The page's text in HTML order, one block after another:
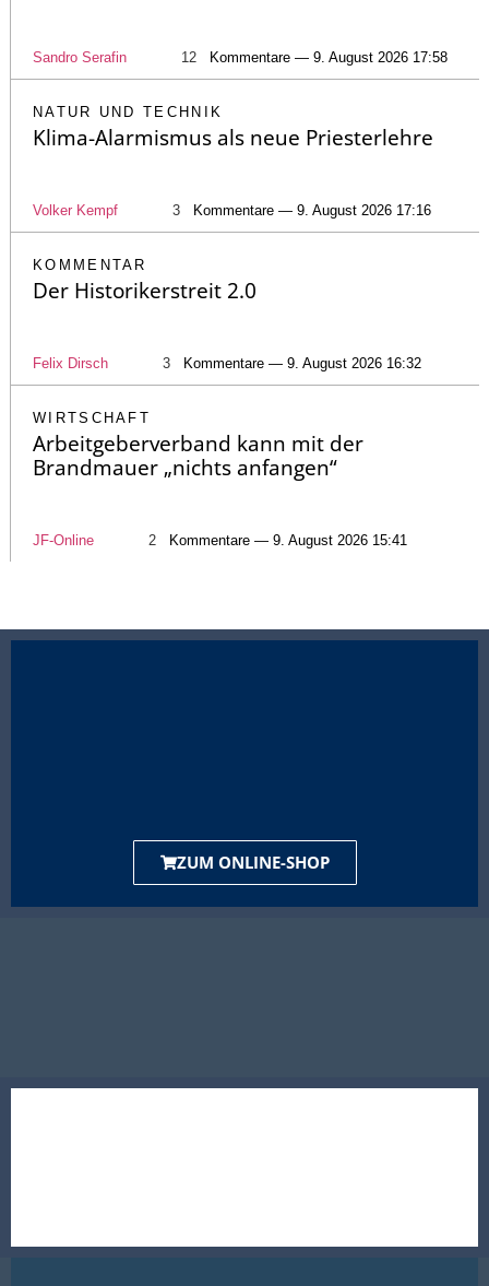
Sandro Serafin 12 Kommentare — 9. August 2026 17:58
NATUR UND TECHNIK
Klima-Alarmismus als neue Priesterlehre
Volker Kempf 3 Kommentare — 9. August 2026 17:16
KOMMENTAR
Der Historikerstreit 2.0
Felix Dirsch 3 Kommentare — 9. August 2026 16:32
WIRTSCHAFT
Arbeitgeberverband kann mit der
Brandmauer „nichts anfangen“
JF-Online 2 Kommentare — 9. August 2026 15:41
ZUM ONLINE-SHOP